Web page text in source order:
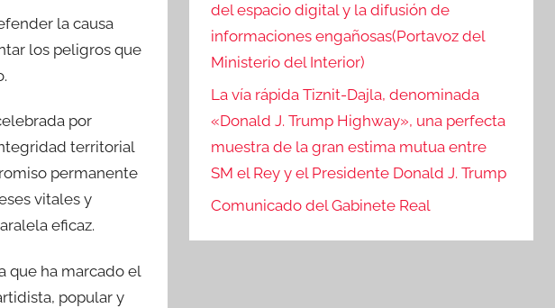
la causa
los peligros que
por
territorial
permanente
vitales y
eficaz.
que ha marcado el
popular y
del espacio digital y la difusión de
informaciones engañosas(Portavoz del
Ministerio del Interior)
La vía rápida Tiznit-Dajla, denominada
«Donald J. Trump Highway», una perfecta
muestra de la gran estima mutua entre
SM el Rey y el Presidente Donald J. Trump
Comunicado del Gabinete Real